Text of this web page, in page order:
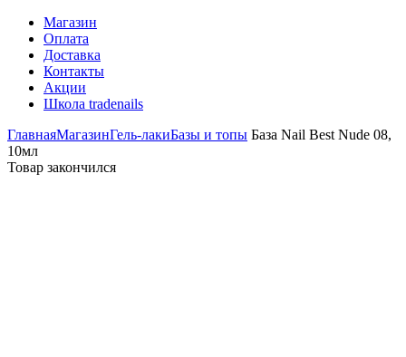
Магазин
Оплата
Доставка
Контакты
Акции
Школа tradenails
ГлавнаяМагазинГель-лакиБазы и топы База Nail Best Nude 08,
10мл
Товар закончился